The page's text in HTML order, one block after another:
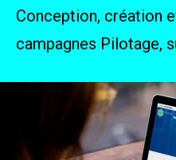
Conception, création
campagnes Pilotage,